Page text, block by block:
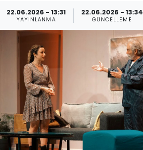
22.06.2026 - 13:31
YAYINLANMA
22.06.2026 - 13:34
GÜNCELLEME
GEZİ
Güncel
Gündem
KKTC
KKTC YEREL SEÇİM 2018